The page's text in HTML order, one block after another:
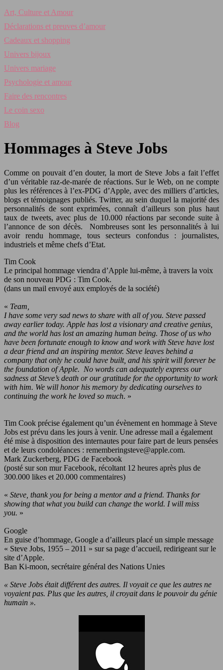
Art, Culture et Amour
Déclarations et preuves d’amour
Cadeaux et shopping
Univers bijoux
Univers mariage
Psychologie et amour
Faire des rencontres
Le coin sexo
Blog
Hommages à Steve Jobs
Comme on pouvait d’en douter, la mort de Steve Jobs a fait l’effet
d’un véritable raz-de-marée de réactions. Sur le Web, on ne compte
plus les références à l’ex-PDG d’Apple, avec des milliers d’articles,
blogs et témoignages publiés. Twitter, au sein duquel la majorité des
personnalités de sont exprimées, connaît d’ailleurs son plus haut
taux de tweets, avec plus de 10.000 réactions par seconde suite à
l’annonce de son décès. Nombreuses sont les personnalités à lui
avoir rendu hommage, tous secteurs confondus : journalistes,
industriels et même chefs d’Etat.
Tim Cook
Le principal hommage viendra d’Apple lui-même, à travers la voix
de son nouveau PDG : Tim Cook.
(dans un mail envoyé aux employés de la société)
« Team,
I have some very sad news to share with all of you. Steve passed
away earlier today. Apple has lost a visionary and creative genius,
and the world has lost an amazing human being. Those of us who
have been fortunate enough to know and work with Steve have lost
a dear friend and an inspiring mentor. Steve leaves behind a
company that only he could have built, and his spirit will forever be
the foundation of Apple. No words can adequately express our
sadness at Steve’s death or our gratitude for the opportunity to work
with him. We will honor his memory by dedicating ourselves to
continuing the work he loved so much. »
Tim Cook précise également qu’un évènement en hommage à Steve
Jobs est prévu dans les jours à venir. Une adresse mail a également
été mise à disposition des internautes pour faire part de leurs pensées
et de leurs condoléances : rememberingsteve@apple.com.
Mark Zuckerberg, PDG de Facebook
(posté sur son mur Facebook, récoltant 12 heures après plus de
300.000 likes et 20.000 commentaires)
« Steve, thank you for being a mentor and a friend. Thanks for
showing that what you build can change the world. I will miss
you. »
Google
En guise d’hommage, Google a d’ailleurs placé un simple message
« Steve Jobs, 1955 – 2011 » sur sa page d’accueil, redirigeant sur le
site d’Apple.
Ban Ki-moon, secrétaire général des Nations Unies
« Steve Jobs était différent des autres. Il voyait ce que les autres ne
voyaient pas. Plus que les autres, il croyait dans le pouvoir du génie
humain ».